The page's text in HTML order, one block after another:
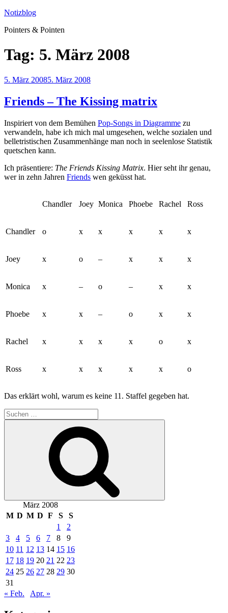
Zum
springen
Notizblog
Pointers & Pointen
Tag: 5. März 2008
Veröffentlicht
5. März 20085. März 2008
Friends – The Kissing matrix
Inspiriert von dem Bemühen Pop-Songs in Diagramme zu
verwandeln, habe ich mich mal umgesehen, welche sozialen und
belletristischen Zusammenhänge man noch in seelenlose Statistik
quetschen kann.
Ich präsentiere: The Friends Kissing Matrix. Hier seht ihr genau,
wer in zehn Jahren Friends wen geküsst hat.
Chandler Joey Monica Phoebe Rachel Ross
Chandler o x x x x x
Joey x o – x x x
Monica x – o – x x
Phoebe x x – o x x
Rachel x x x x o x
Ross x x x x x o
Das erklärt wohl, warum es keine 11. Staffel gegeben hat.
Suchen
nach:
März 2008
M D M D F S
S
1
2
3
4 5 6 7 8
9
10 11 12 13 14 15 16
17 18 19 20 21 22 23
24 25 26 27 28 29 30
31
« Feb.
Apr. »